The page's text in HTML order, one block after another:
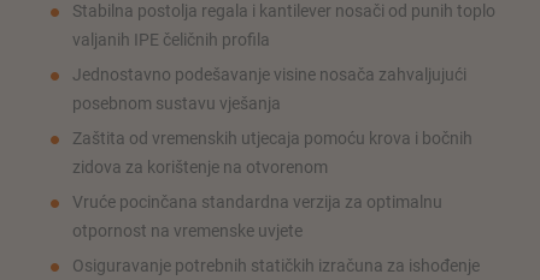
Stabilna postolja regala i kantilever nosači od punih toplo
valjanih IPE čeličnih profila
Jednostavno podešavanje visine nosača zahvaljujući
posebnom sustavu vješanja
Zaštita od vremenskih utjecaja pomoću krova i bočnih
zidova za korištenje na otvorenom
Vruće pocinčana standardna verzija za optimalnu
otpornost na vremenske uvjete
Osiguravanje potrebnih statičkih izračuna za ishođenje